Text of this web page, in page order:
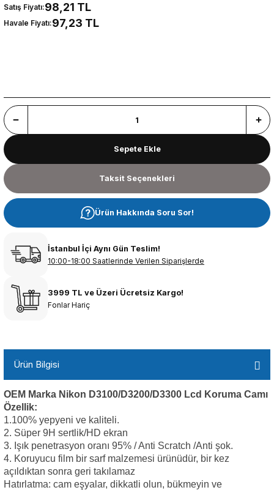
Satış Fiyatı:98,21 TL
Havale Fiyatı:97,23 TL
Sepete Ekle
Taksit Seçenekleri
Ürün Hakkında Soru Sor!
İstanbul İçi Aynı Gün Teslim!
10:00-18:00 Saatlerinde Verilen Siparişlerde
3999 TL ve Üzeri Ücretsiz Kargo!
Fonlar Hariç
Ürün Bilgisi
OEM Marka Nikon D3100/D3200/D3300 Lcd Koruma Camı
Özellik:
1.100% yepyeni ve kaliteli.
2. Süper 9H sertlik/HD ekran
3. Işık penetrasyon oranı 95% / Anti Scratch /Anti şok.
4. Koruyucu film bir sarf malzemesi ürünüdür, bir kez
açıldıktan sonra geri takılamaz
Hatırlatma: cam eşyalar, dikkatli olun, bükmeyin ve